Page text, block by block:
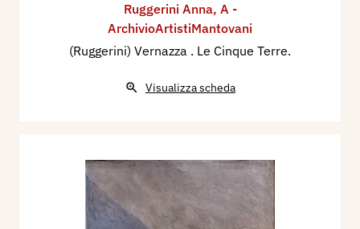
Ruggerini Anna, A -
ArchivioArtistiMantovani
(Ruggerini) Vernazza . Le Cinque Terre.
Visualizza scheda